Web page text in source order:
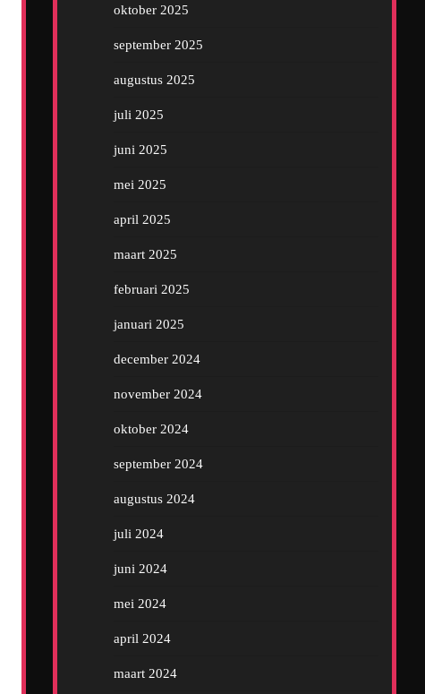
oktober 2025
september 2025
augustus 2025
juli 2025
juni 2025
mei 2025
april 2025
maart 2025
februari 2025
januari 2025
december 2024
november 2024
oktober 2024
september 2024
augustus 2024
juli 2024
juni 2024
mei 2024
april 2024
maart 2024